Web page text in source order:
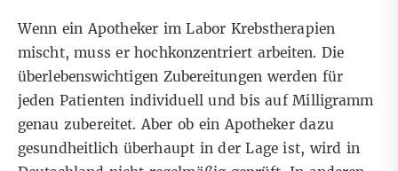
Wenn ein Apotheker im Labor Krebstherapien
mischt, muss er hochkonzentriert arbeiten. Die
überlebenswichtigen Zubereitungen werden für
jeden Patienten individuell und bis auf Milligramm
genau zubereitet. Aber ob ein Apotheker dazu
gesundheitlich überhaupt in der Lage ist, wird in